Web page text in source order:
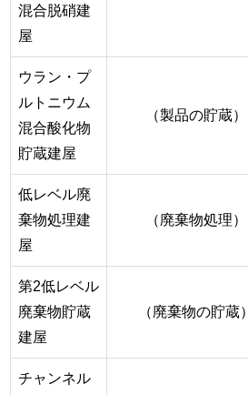
混合脱硝建
屋
ウラン・プ
ルトニウム
混合酸化物
貯蔵建屋
（製品の貯蔵）
低レベル廃
棄物処理建
屋
（廃棄物処理）
第2低レベル
廃棄物貯蔵
建屋
（廃棄物の貯蔵）
チャンネル